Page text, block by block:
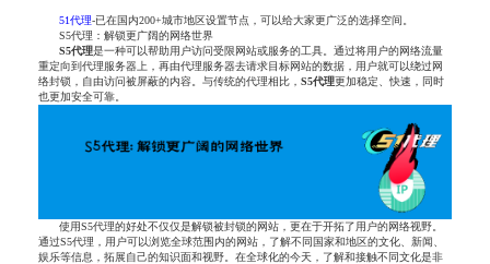
51代理-已在国内200+城市地区设置节点，可以给大家更广泛的选择空间。
S5代理：解锁更广阔的网络世界
S5代理是一种可以帮助用户访问受限网站或服务的工具。通过将用户的网络流量
重定向到代理服务器上，再由代理服务器去请求目标网站的数据，用户就可以绕过网
络封锁，自由访问被屏蔽的内容。与传统的代理相比， S5代理更加稳定、快速，同时
也更加安全可靠。
使用S5代理的好处不仅仅是解锁被封锁的网站，更在于开拓了用户的网络视野。
通过S5代理，用户可以浏览全球范围内的网站，了解不同国家和地区的文化、新闻、
娱乐等信息，拓展自己的知识面和视野。在全球化的今天，了解和接触不同文化是非